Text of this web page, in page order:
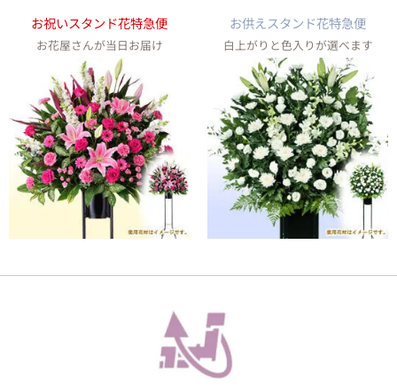
お祝いスタンド花特急便
お花屋さんが当日お届け
お供えスタンド花特急便
白上がりと色入りが選べます